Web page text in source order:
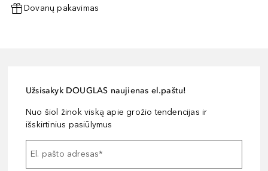
Dovanų pakavimas
Užsisakyk DOUGLAS naujienas el.paštu!
Nuo šiol žinok viską apie grožio tendencijas ir
išskirtinius pasiūlymus
El. pašto adresas*